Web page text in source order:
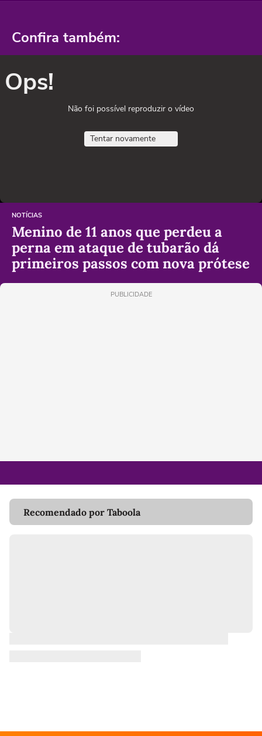
Confira também:
Ops!
Não foi possível reproduzir o vídeo
Tentar novamente
NOTÍCIAS
Menino de 11 anos que perdeu a
perna em ataque de tubarão dá
primeiros passos com nova prótese
PUBLICIDADE
Recomendado por Taboola